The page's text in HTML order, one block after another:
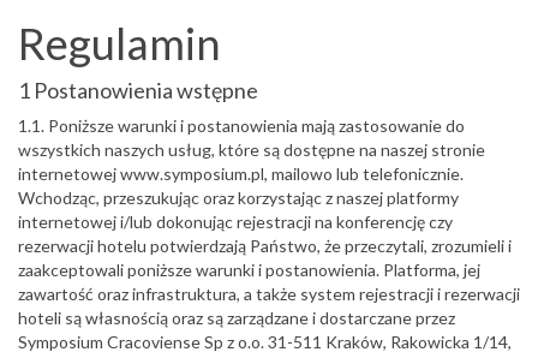
Regulamin
1 Postanowienia wstępne
1.1. Poniższe warunki i postanowienia mają zastosowanie do
wszystkich naszych usług, które są dostępne na naszej stronie
internetowej www.symposium.pl, mailowo lub telefonicznie.
Wchodząc, przeszukując oraz korzystając z naszej platformy
internetowej i/lub dokonując rejestracji na konferencję czy
rezerwacji hotelu potwierdzają Państwo, że przeczytali, zrozumieli i
zaakceptowali poniższe warunki i postanowienia. Platforma, jej
zawartość oraz infrastruktura, a także system rejestracji i rezerwacji
hoteli są własnością oraz są zarządzane i dostarczane przez
Symposium Cracoviense Sp z o.o. 31-511 Kraków, Rakowicka 1/14,